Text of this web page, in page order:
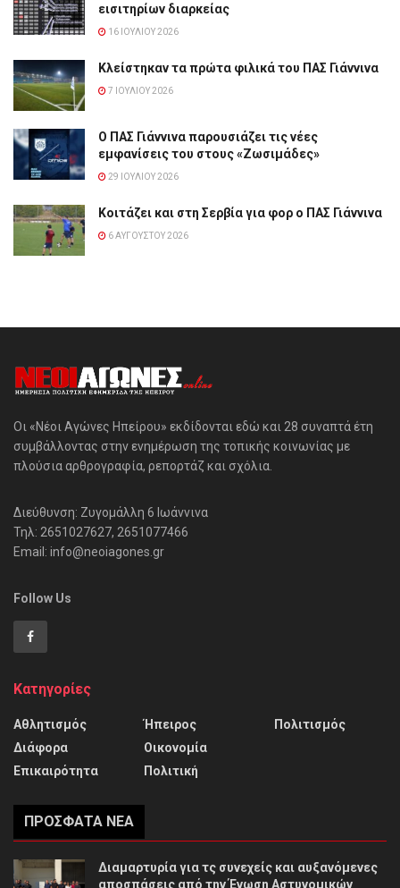
εισιτηρίων διαρκείας
16 ΙΟΥΛΊΟΥ 2026
Κλείστηκαν τα πρώτα φιλικά του ΠΑΣ Γιάννινα
7 ΙΟΥΛΊΟΥ 2026
Ο ΠΑΣ Γιάννινα παρουσιάζει τις νέες
εμφανίσεις του στους «Ζωσιμάδες»
29 ΙΟΥΛΊΟΥ 2026
Κοιτάζει και στη Σερβία για φορ ο ΠΑΣ Γιάννινα
6 ΑΥΓΟΎΣΤΟΥ 2026
Οι «Νέοι Αγώνες Ηπείρου» εκδίδονται εδώ και 28 συναπτά έτη
συμβάλλοντας στην ενημέρωση της τοπικής κοινωνίας με
πλούσια αρθρογραφία, ρεπορτάζ και σχόλια.
Διεύθυνση: Ζυγομάλλη 6 Ιωάννινα
Τηλ: 2651027627, 2651077466
Email: info@neoiagones.gr
Follow Us
Κατηγορίες
Αθλητισμός
Διάφορα
Επικαιρότητα
Ήπειρος
Οικονομία
Πολιτική
Πολιτισμός
ΠΡΌΣΦΑΤΑ ΝΈΑ
Διαμαρτυρία για τς συνεχείς και αυξανόμενες
αποσπάσεις από την Ένωση Αστυνομικών